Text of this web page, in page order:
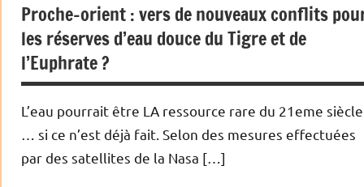
Proche-orient : vers de nouveaux conflits
les réserves d’eau douce du Tigre et de
l’Euphrate ?
L’eau pourrait être LA ressource rare du 21eme siècle
… si ce n’est déjà fait. Selon des mesures effectuées
par des satellites de la Nasa […]